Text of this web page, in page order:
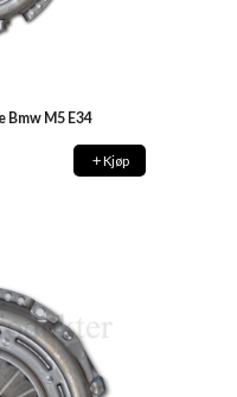
M5 E34
Kjøp